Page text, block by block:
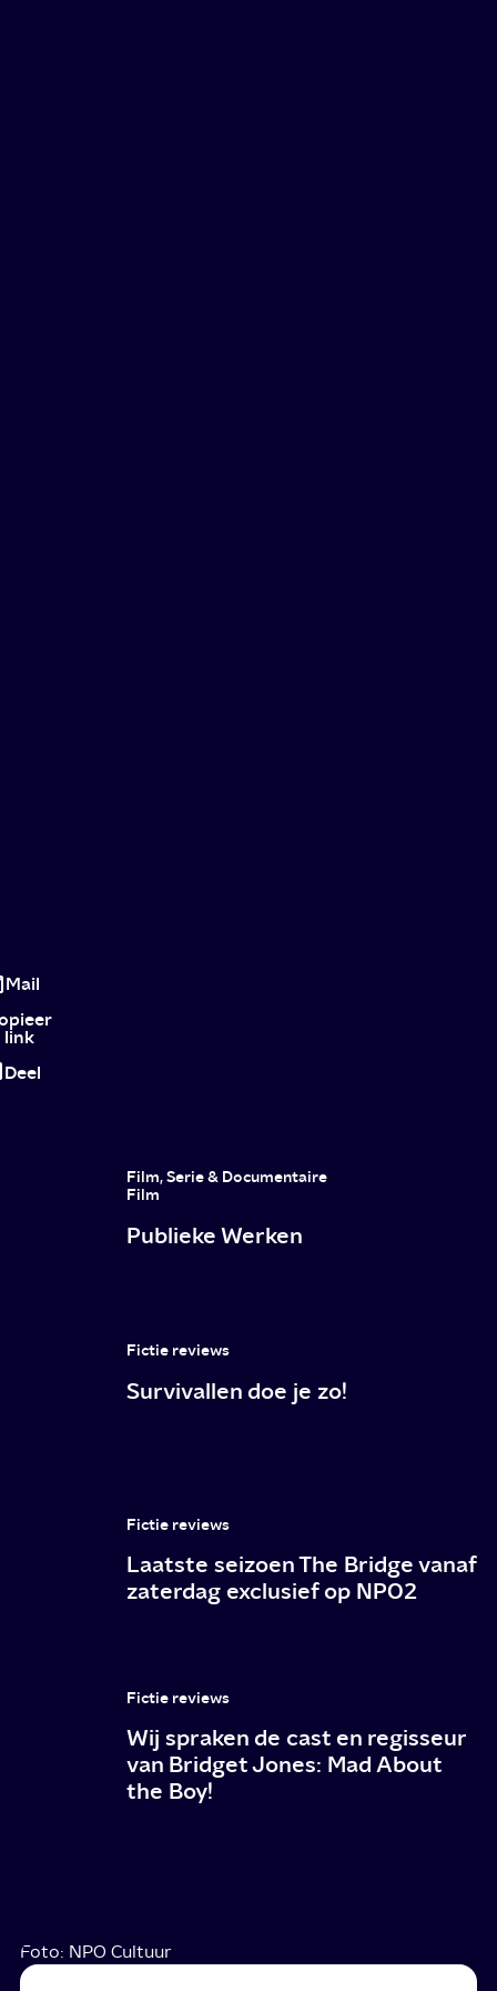
een
actiefilm
in
zes
Mail
link
Deel
Film, Serie & Documentaire
Film
Publieke Werken
Fictie reviews
Survivallen doe je zo!
Fictie reviews
Laatste seizoen The Bridge vanaf
zaterdag exclusief op NPO2
Fictie reviews
Wij spraken de cast en regisseur
van Bridget Jones: Mad About
the Boy!
Foto: NPO Cultuur